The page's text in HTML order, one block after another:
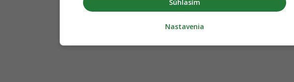
Súhlasím
Nastavenia